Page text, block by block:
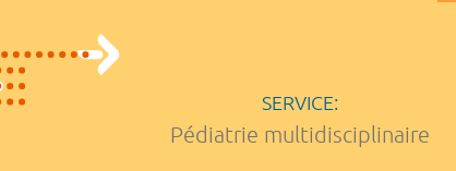
SERVICE:
Pédiatrie multidisciplinaire